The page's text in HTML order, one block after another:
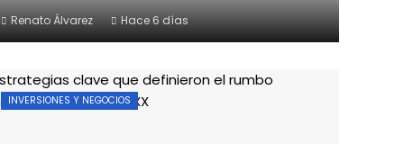
Renato Álvarez Hace 6 días
INVERSIONES Y NEGOCIOS